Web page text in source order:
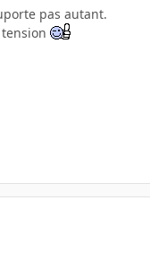
pas autant.